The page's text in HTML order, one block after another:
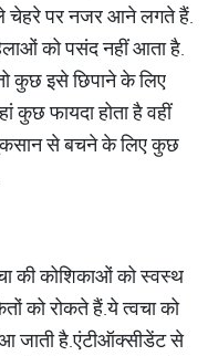
चेहरे पर नजर आने लगते हैं.
को पसंद नहीं आता है.
कुछ इसे छिपाने के लिए
कुछ फायदा होता है वहीं
से बचने के लिए कुछ
की कोशिकाओं को स्वस्थ
को रोकते हैं.ये त्वचा को
आ जाती है.एंटीऑक्सीडेंट से